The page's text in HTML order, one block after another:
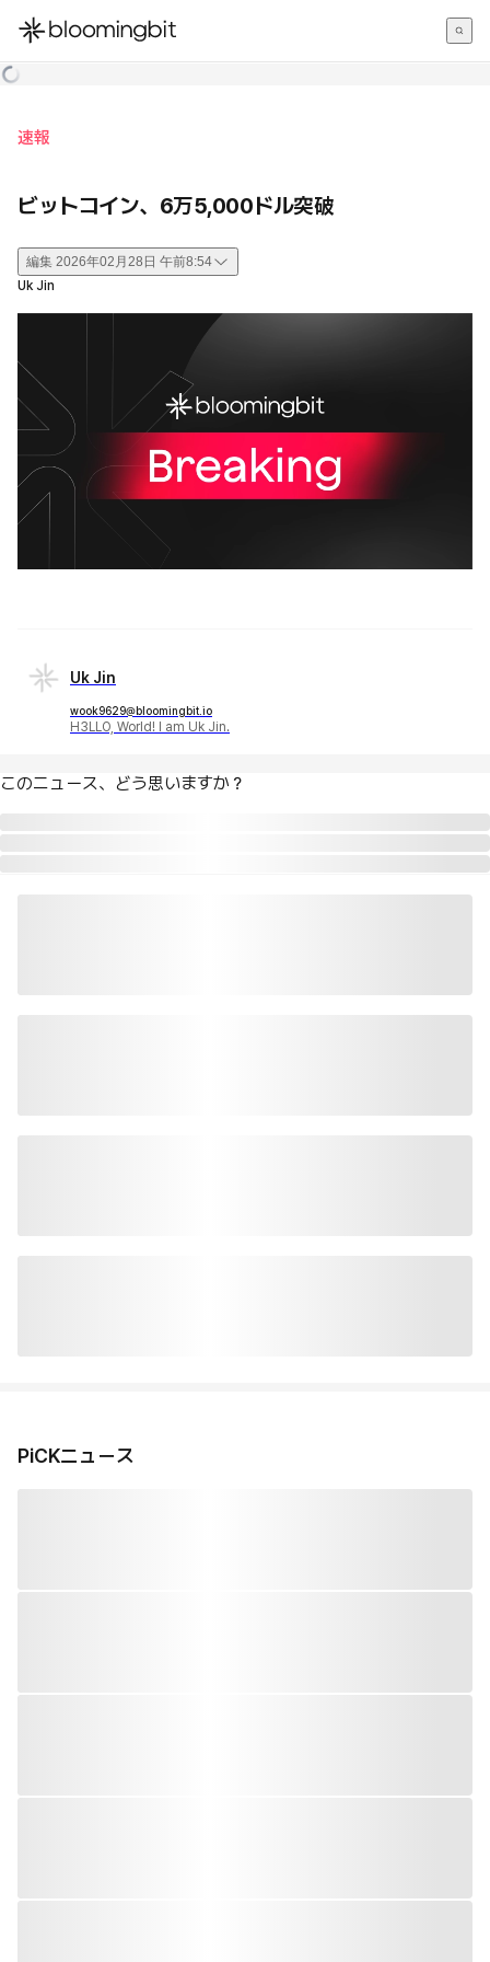
한국어
速報
ビットコイン、6万5,000ドル突破
編集 2026年02月28日 午前8:54
Uk Jin
Uk Jin
wook9629@bloomingbit.io
H3LLO, World! I am Uk Jin.
このニュース、どう思いますか？
PiCKニュース